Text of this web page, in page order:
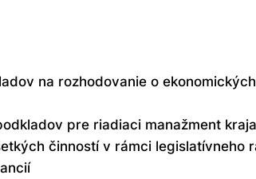
na rozhodovanie o
pre riadiaci manažment kraja
činností v rámci legislatívneho